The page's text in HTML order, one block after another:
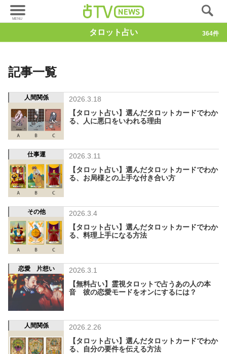
タロット占い 364件
記事一覧
人間関係
2026.3.18
【タロット占い】選んだタロットカードでわか
る、人に悪口をいわれる理由
仕事運
2026.3.11
【タロット占い】選んだタロットカードでわか
る、お局様との上手な付き合い方
その他
2026.3.4
【タロット占い】選んだタロットカードでわか
る、料理上手になる方法
恋愛 片想い
2026.3.1
【無料占い】霊視タロットで占うあの人の本
音 彼の恋愛モードをオンにするには？
人間関係
2026.2.26
【タロット占い】選んだタロットカードでわか
る、自分の要件を伝える方法